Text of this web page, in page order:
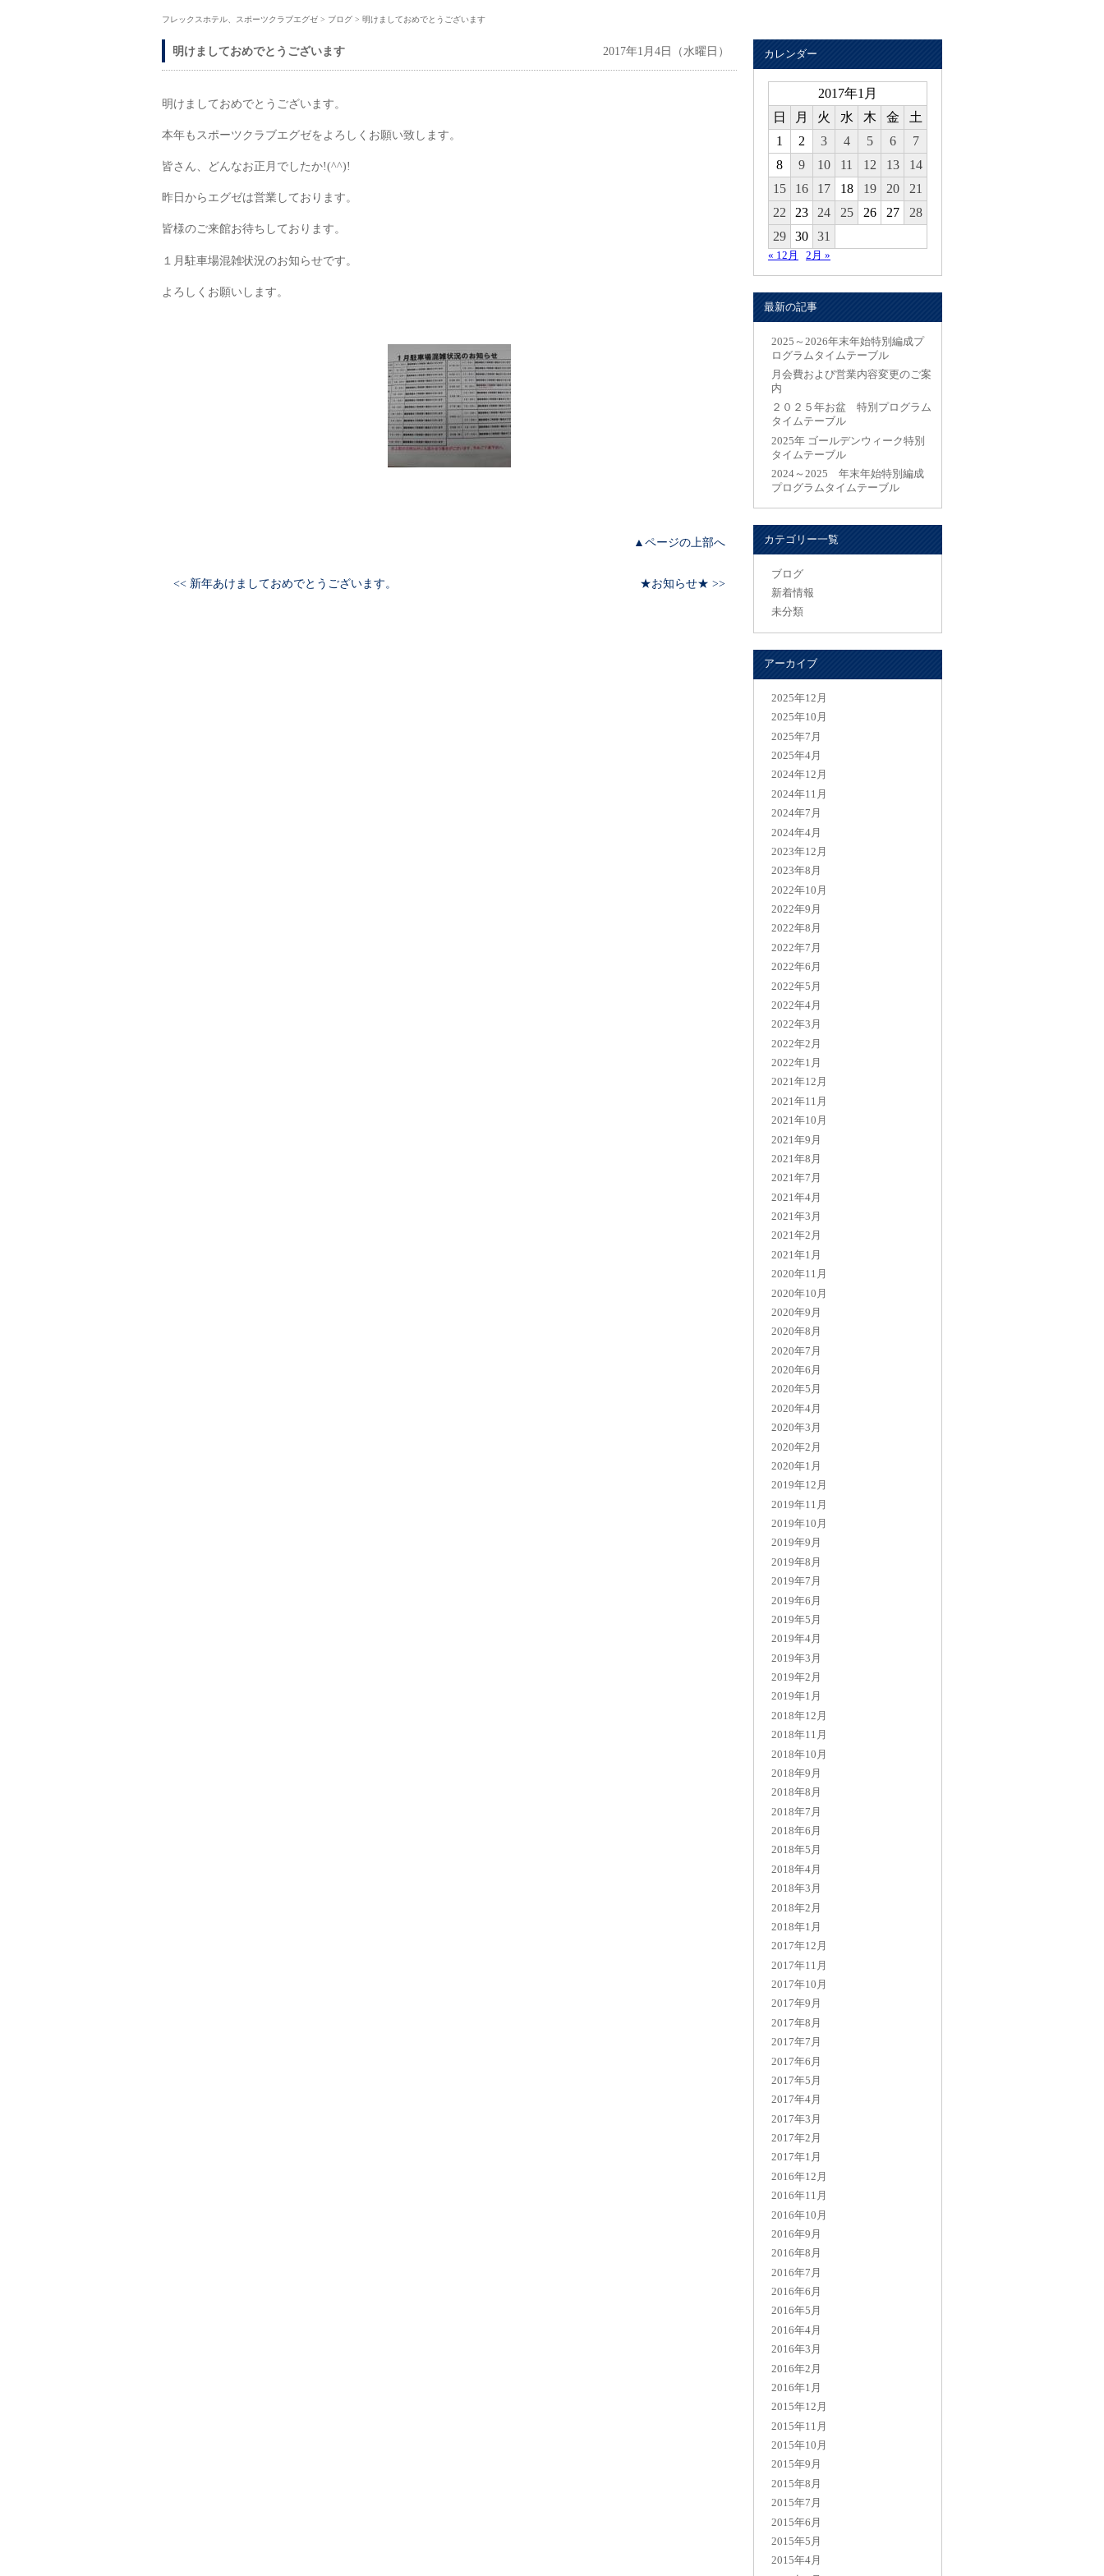
フレックスホテル、スポーツクラブエグゼ > ブログ > 明けましておめでとうございます
カレンダー
2017年1月
日
月 火 水 木 金
土
1
2 3 4 5 6
7
8
9 10 11 12 13
14
15
16 17 18 19 20
21
22
23 24 25 26 27
28
29
30 31
« 12月 2月 »
最新の記事
2025～2026年末年始特別編成プ
ログラムタイムテーブル
月会費および営業内容変更のご案
内
２０２５年お盆 特別プログラム
タイムテーブル
2025年 ゴールデンウィーク特別
タイムテーブル
2024～2025 年末年始特別編成
プログラムタイムテーブル
カテゴリー一覧
ブログ
新着情報
未分類
アーカイブ
2025年12月
2025年10月
2025年7月
2025年4月
2024年12月
2024年11月
2024年7月
2024年4月
2023年12月
2023年8月
2022年10月
2022年9月
2022年8月
2022年7月
2022年6月
2022年5月
2022年4月
2022年3月
2022年2月
2022年1月
2021年12月
2021年11月
2021年10月
2021年9月
2021年8月
2021年7月
2021年4月
2021年3月
2021年2月
2021年1月
2020年11月
2020年10月
2020年9月
2020年8月
2020年7月
2020年6月
2020年5月
2020年4月
2020年3月
2020年2月
2020年1月
2019年12月
2019年11月
2019年10月
2019年9月
2019年8月
2019年7月
2019年6月
2019年5月
2019年4月
2019年3月
2019年2月
2019年1月
2018年12月
2018年11月
2018年10月
2018年9月
2018年8月
2018年7月
2018年6月
2018年5月
2018年4月
2018年3月
2018年2月
2018年1月
2017年12月
2017年11月
2017年10月
2017年9月
2017年8月
2017年7月
2017年6月
2017年5月
2017年4月
2017年3月
2017年2月
2017年1月
2016年12月
2016年11月
2016年10月
2016年9月
2016年8月
2016年7月
2016年6月
2016年5月
2016年4月
2016年3月
2016年2月
2016年1月
2015年12月
2015年11月
2015年10月
2015年9月
2015年8月
2015年7月
2015年6月
2015年5月
2015年4月
明けましておめでとうございます 2017年1月4日（水曜日）
明けましておめでとうございます。
本年もスポーツクラブエグゼをよろしくお願い致します。
皆さん、どんなお正月でしたか!(^^)!
昨日からエグゼは営業しております。
皆様のご来館お待ちしております。
１月駐車場混雑状況のお知らせです。
よろしくお願いします。
▲ページの上部へ
<< 新年あけましておめでとうございます。 ★お知らせ★ >>